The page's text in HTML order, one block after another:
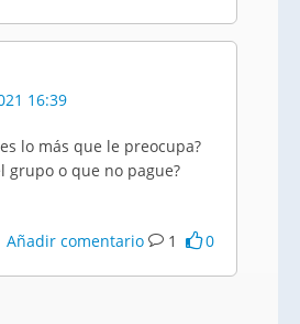
16:39
lo más que le preocupa?
grupo o que no pague?
Añadir comentario 1 0